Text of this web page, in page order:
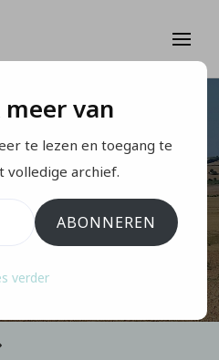
DE COMPOSTELLA
graan…
van
te lezen en toegang te
volledige archief.
ABONNEREN
verder